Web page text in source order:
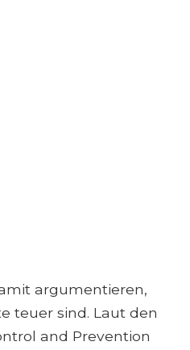
argumentieren,
teuer sind. Laut den
and Prevention